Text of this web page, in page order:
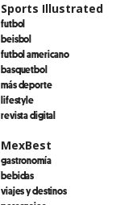
Sports Illustrated
futbol
beisbol
futbol americano
basquetbol
más deporte
lifestyle
revista digital
MexBest
gastronomía
bebidas
viajes y destinos